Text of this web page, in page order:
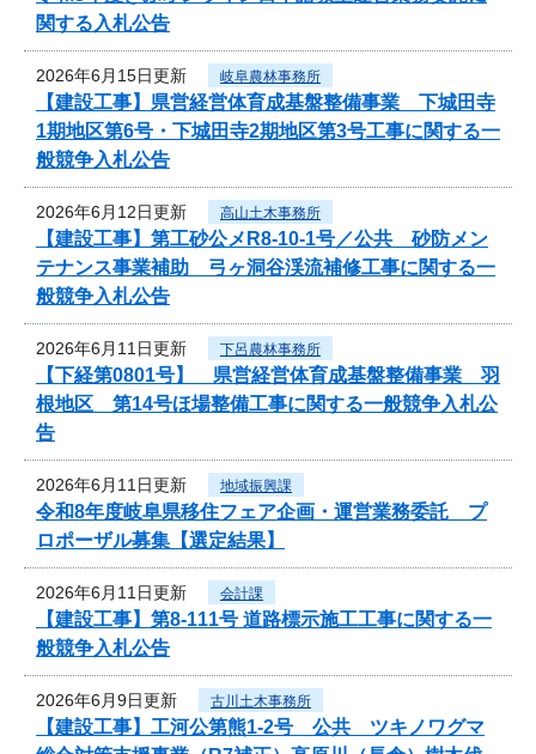
関する入札公告
2026年6月15日更新 岐阜農林事務所
【建設工事】県営経営体育成基盤整備事業 下城田寺
1期地区第6号・下城田寺2期地区第3号工事に関する一
般競争入札公告
2026年6月12日更新 高山土木事務所
【建設工事】第工砂公メR8-10-1号／公共 砂防メン
テナンス事業補助 弓ヶ洞谷渓流補修工事に関する一
般競争入札公告
2026年6月11日更新 下呂農林事務所
【下経第0801号】 県営経営体育成基盤整備事業 羽
根地区 第14号ほ場整備工事に関する一般競争入札公
告
2026年6月11日更新 地域振興課
令和8年度岐阜県移住フェア企画・運営業務委託 プ
ロポーザル募集【選定結果】
2026年6月11日更新 会計課
【建設工事】第8-111号 道路標示施工工事に関する一
般競争入札公告
2026年6月9日更新 古川土木事務所
【建設工事】工河公第熊1-2号 公共 ツキノワグマ